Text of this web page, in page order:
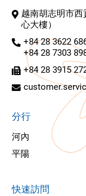
越南胡志明市西
心大樓）
+84 28 3622
+84 28 7303
+84 28 3915
分行
河內
平陽
快速訪問